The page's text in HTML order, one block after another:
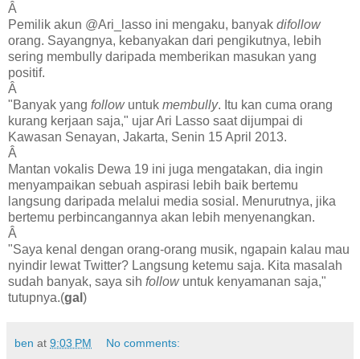
Â
Pemilik akun @Ari_lasso ini mengaku, banyak difollow
orang. Sayangnya, kebanyakan dari pengikutnya, lebih
sering membully daripada memberikan masukan yang
positif.
Â
"Banyak yang followuntuk membully. Itu kan cuma orang
kurang kerjaan saja," ujar Ari Lasso saat dijumpai di
Kawasan Senayan, Jakarta, Senin 15 April 2013.
Â
Mantan vokalis Dewa 19 ini juga mengatakan, dia ingin
menyampaikan sebuah aspirasi lebih baik bertemu
langsung daripada melalui media sosial. Menurutnya, jika
bertemu perbincangannya akan lebih menyenangkan.
Â
"Saya kenal dengan orang-orang musik, ngapain kalau mau
nyindir lewat Twitter? Langsung ketemu saja. Kita masalah
sudah banyak, saya sih followuntuk kenyamanan saja,"
tutupnya.(gal )
ben at 9:03 PM No comments: